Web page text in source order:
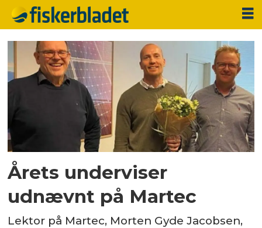
Tag:
morten
gyde
jacobsen
Årets underviser
udnævnt på Martec
Lektor på Martec, Morten Gyde Jacobsen,